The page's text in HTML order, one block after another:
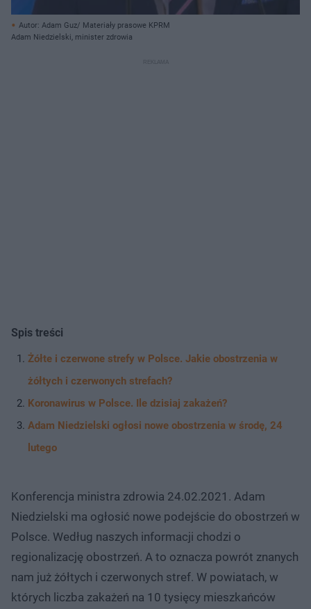
Autor: Adam Guz/ Materiały prasowe KPRM
Adam Niedzielski, minister zdrowia
Spis treści
Żółte i czerwone strefy w Polsce. Jakie obostrzenia w
żółtych i czerwonych strefach?
Koronawirus w Polsce. Ile dzisiaj zakażeń?
Adam Niedzielski ogłosi nowe obostrzenia w środę, 24
lutego
Konferencja ministra zdrowia 24.02.2021. Adam
Niedzielski ma ogłosić nowe podejście do obostrzeń w
Polsce. Według naszych informacji chodzi o
regionalizację obostrzeń. A to oznacza powrót znanych
nam już żółtych i czerwonych stref. W powiatach, w
których liczba zakażeń na 10 tysięcy mieszkańców